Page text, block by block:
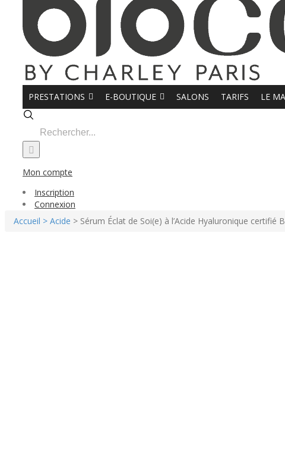
PRESTATIONS E-BOUTIQUE SALONS TARIFS LE
Search
for:
Mon compte
Inscription
Connexion
Accueil > Acide > Sérum Éclat de Soi(e) à l’Acide Hyaluronique certifié